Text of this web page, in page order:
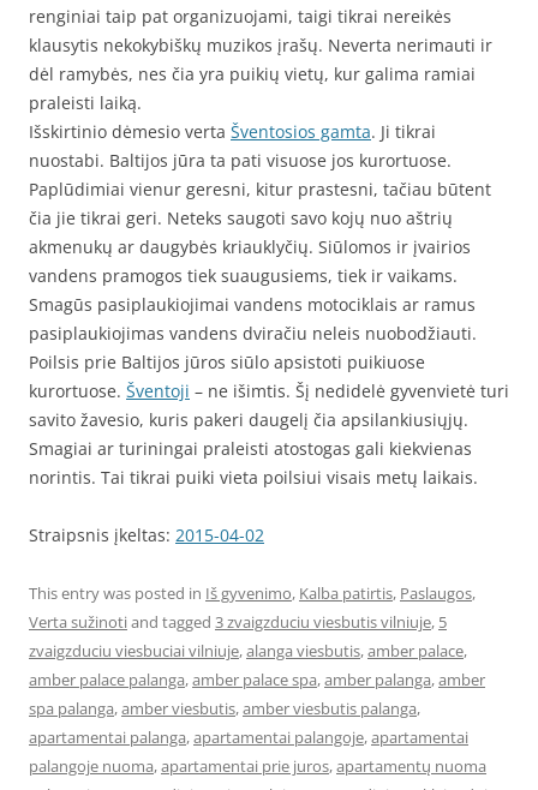
renginiai taip pat organizuojami, taigi tikrai nereikės
klausytis nekokybiškų muzikos įrašų. Neverta nerimauti ir
dėl ramybės, nes čia yra puikių vietų, kur galima ramiai
praleisti laiką.
Išskirtinio dėmesio verta Šventosios gamta. Ji tikrai
nuostabi. Baltijos jūra ta pati visuose jos kurortuose.
Paplūdimiai vienur geresni, kitur prastesni, tačiau būtent
čia jie tikrai geri. Neteks saugoti savo kojų nuo aštrių
akmenukų ar daugybės kriauklyčių. Siūlomos ir įvairios
vandens pramogos tiek suaugusiems, tiek ir vaikams.
Smagūs pasiplaukiojimai vandens motociklais ar ramus
pasiplaukiojimas vandens dviračiu neleis nuobodžiauti.
Poilsis prie Baltijos jūros siūlo apsistoti puikiuose
kurortuose. Šventoji – ne išimtis. Šį nedidelė gyvenvietė turi
savito žavesio, kuris pakeri daugelį čia apsilankiusiųjų.
Smagiai ar turiningai praleisti atostogas gali kiekvienas
norintis. Tai tikrai puiki vieta poilsiui visais metų laikais.
Straipsnis įkeltas: 2015-04-02
This entry was posted in Iš gyvenimo, Kalba patirtis, Paslaugos,
Verta sužinotiand tagged 3 zvaigzduciu viesbutis vilniuje, 5
zvaigzduciu viesbuciai vilniuje,alanga viesbutis,amber palace,
amber palace palanga,amber palace spa,amber palanga,amber
spa palanga,amber viesbutis,amber viesbutis palanga,
apartamentai palanga,apartamentai palangoje,apartamentai
palangoje nuoma,apartamentai prie juros,apartamentų nuoma